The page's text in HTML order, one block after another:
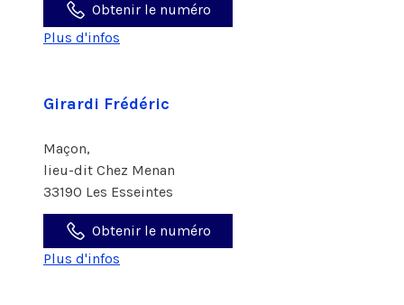
Obtenir le numéro
Plus d'infos
Girardi Frédéric
Maçon,
lieu-dit Chez Menan
33190 Les Esseintes
Obtenir le numéro
Plus d'infos